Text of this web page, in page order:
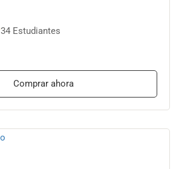
34 Estudiantes
Comprar ahora